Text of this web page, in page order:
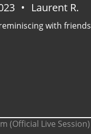
Laurent R.
with friends